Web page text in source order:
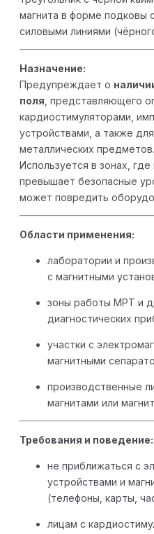
магнита в форме подковы
силовыми линиями
Назначение:
Предупреждает о
поля , представляющего
кардиостимуляторами,
устройствами, а также
металлических предметов.
Используется в зонах,
превышает безопасные
может повредить
Области применения:
лаборатории и
с магнитными
зоны работы МРТ и
диагностических
участки с
магнитными
производственные
магнитами или
Требования и поведение:
не приближаться с
устройствами и
(телефоны, карты,
лицам с